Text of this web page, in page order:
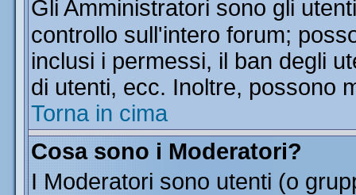
Gli Amministratori sono gli
controllo sull'intero forum;
inclusi i permessi, il ban degli
di utenti, ecc. Inoltre, possono
Torna in cima
Cosa sono i Moderatori?
I Moderatori sono utenti (o